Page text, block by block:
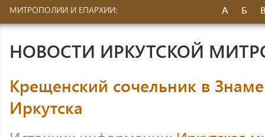
МИТРОПОЛИИ И ЕПАРХИИ: А Б
НОВОСТИ ИРКУТСКОЙ
Крещенский сочельник в
Иркутска